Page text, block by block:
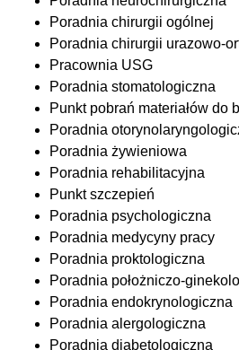
Poradnia chirurgii ogólnej
Poradnia chirurgii urazowo-
Pracownia USG
Poradnia stomatologiczna
Punkt pobrań materiałów do
Poradnia
Poradnia żywieniowa
Poradnia rehabilitacyjna
Punkt szczepień
Poradnia psychologiczna
Poradnia medycyny pracy
Poradnia proktologiczna
Poradnia położniczo-
Poradnia endokrynologiczna
Poradnia alergologiczna
Poradnia diabetologiczna